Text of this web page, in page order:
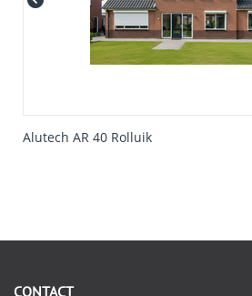
Alutech AR 40 Rolluik
CONTACT